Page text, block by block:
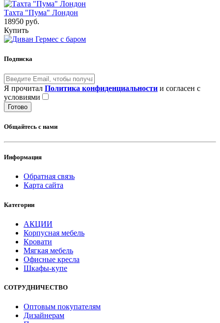
Тахта "Пума" Лондон
18950 руб.
Купить
Подписка
Я прочитал Политика конфиденциальности и согласен с
условиями
Готово
Общайтесь с нами
Информация
Обратная связь
Карта сайта
Категории
АКЦИИ
Корпусная мебель
Кровати
Мягкая мебель
Офисные кресла
Шкафы-купе
CОТРУДНИЧЕСТВО
Оптовым покупателям
Дизайнерам